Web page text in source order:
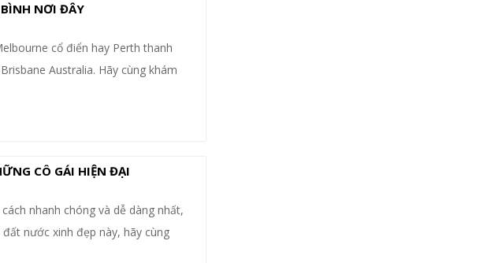
BÌNH NƠI ĐÂY
cổ điển hay Perth thanh
Australia. Hãy cùng khám
CÔ GÁI HIỆN ĐẠI
nhanh chóng và dễ dàng nhất,
nước xinh đẹp này, hãy cùng